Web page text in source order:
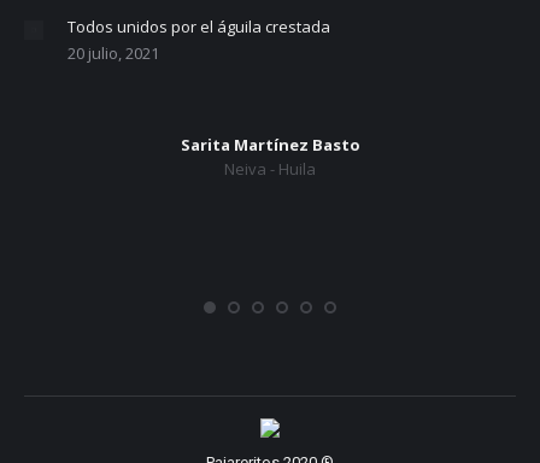
Todos unidos por el águila crestada
20 julio, 2021
Sarita Martínez Basto
Neiva - Huila